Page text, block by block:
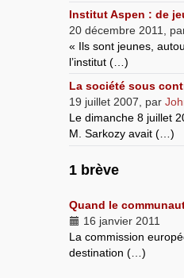
Institut Aspen : de
20 décembre 2011
« Ils sont jeunes,
l’institut (…)
La société sous
19 juillet 2007
par
Le dimanche 8 juillet
M. Sarkozy avait (…)
1 brève
Quand le
16 janvier 2011
La commission
destination (…)